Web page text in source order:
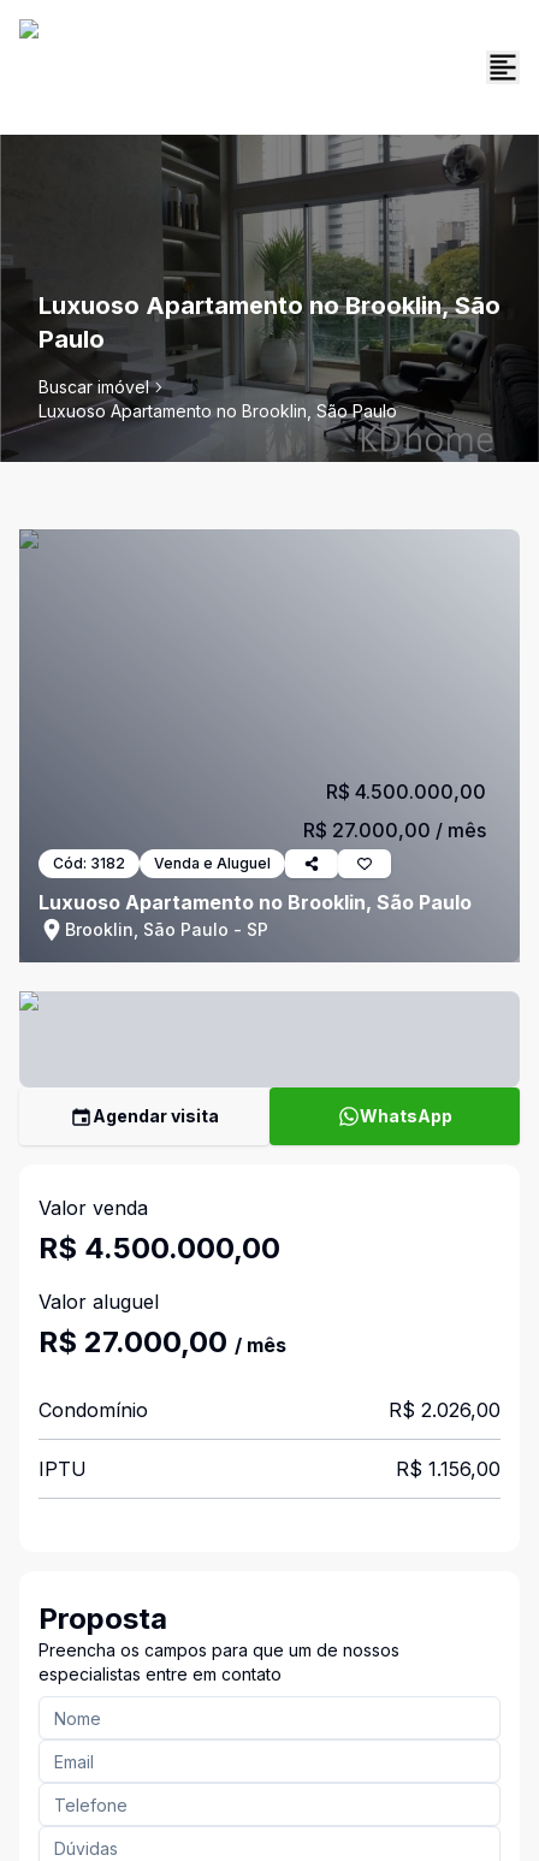
Luxuoso Apartamento no Brooklin, São
Paulo
Buscar imóvel
Luxuoso Apartamento no Brooklin, São Paulo
Cód: 3182 Venda e Aluguel
Luxuoso Apartamento no Brooklin, São Paulo
Brooklin, São Paulo - SP
R$ 4.500.000,00
R$ 27.000,00 / mês
Agendar visita WhatsApp
Valor venda
R$ 4.500.000,00
Valor aluguel
R$ 27.000,00 / mês
Condomínio R$ 2.026,00
IPTU R$ 1.156,00
Proposta
Preencha os campos para que um de nossos
especialistas entre em contato